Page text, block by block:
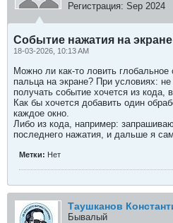
Регистрация: Sep 2024
Cобытие нaжатия на экране
18-03-2026, 10:13 AM
Можно ли как-то ловить
пальца на экране? При условиях:
получать событие хочется из кода,
Как бы хочется добавить один
каждое окно.
Либо из кода, например:
последнего нажатия, и дальше я
Метки: Нет
Таушканов
Бывалый